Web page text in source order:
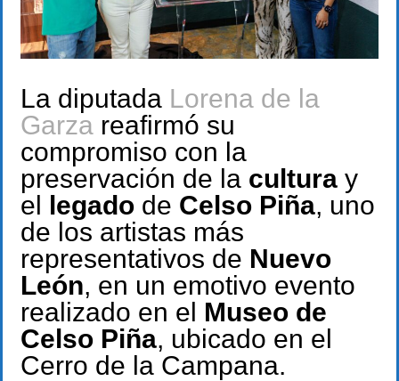
La diputada Lorena de la
Garza reafirmó su
compromiso con la
preservación de la cultura y
el legado de Celso Piña, uno
de los artistas más
representativos de Nuevo
León, en un emotivo evento
realizado en el Museo de
Celso Piña, ubicado en el
Cerro de la Campana.